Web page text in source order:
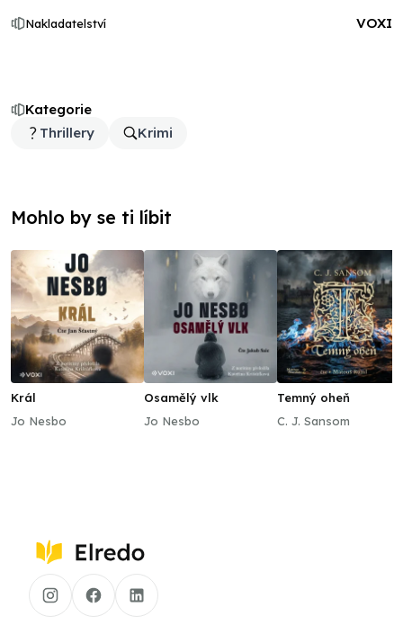
Kategorie
Thrillery
Krimi
Nakladatelství VOXI
Mohlo by se ti líbit
Král
Jo Nesbo
Osamělý vlk
Jo Nesbo
Temný oheň
C. J. Sansom